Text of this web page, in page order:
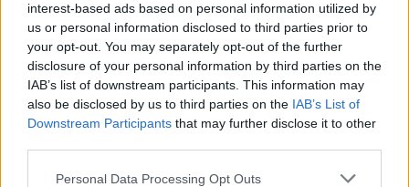
interest-based ads based on personal information utilized by
us or personal information disclosed to third parties prior to
your opt-out. You may separately opt-out of the further
disclosure of your personal information by third parties on the
IAB’s list of downstream participants. This information may
also be disclosed by us to third parties on the IAB’s List of
Downstream Participants that may further disclose it to other
Please note that this website/app uses one or more Google
Personal Data Processing Opt Outs
Timrå IK har varit mitt hem under en stor del av mitt liv
och den här föreningen betyder otroligt mycket för mig och
min familj. Att få möjligheten att fortsätta vara en del av
klubben, fast i en ny roll, känns både inspirerande och
väldigt motiverande. Jag ser fram emot att lära mig nya
saker, träffa ännu fler människor runt föreningen och
fortsätta bidra till Timrå IK utveckling, säger Jeremy
Boyce.